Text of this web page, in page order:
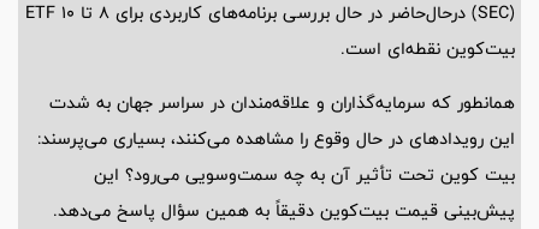
(SEC) درحال‌حاضر در حال بررسی برنامه‌های کاربردی برای ۸ تا ۱۰ ETF
بیت‌کوین نقطه‌ای است.
همانطور که سرمایه‌گذاران و علاقه‌مندان در سراسر جهان به شدت
این رویدادهای در حال وقوع را مشاهده می‌کنند، بسیاری می‌پرسند:
بیت کوین تحت تأثیر آن به چه سمت‌وسویی می‌رود؟ این
پیش‌بینی قیمت بیت‌کوین دقیقاً به همین سؤال پاسخ می‌دهد.